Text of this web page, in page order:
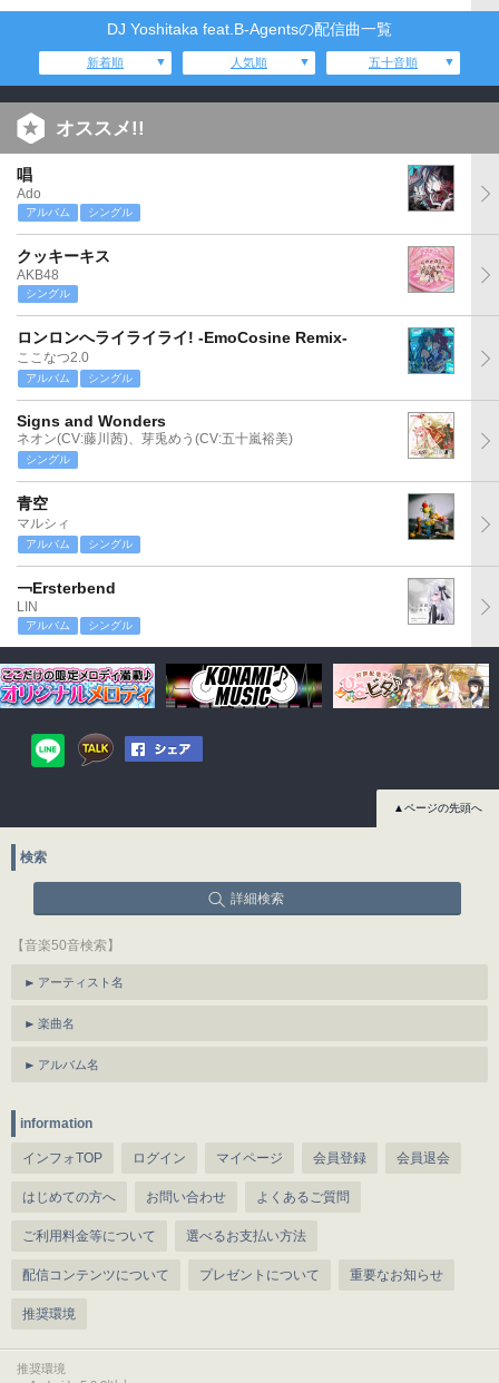
DJ Yoshitaka feat.B-Agentsの配信曲一覧
新着順 人気順 五十音順
オススメ!!
唱
Ado
アルバム シングル
クッキーキス
AKB48
シングル
ロンロンへライライライ! -EmoCosine Remix-
ここなつ2.0
アルバム シングル
Signs and Wonders
ネオン(CV:藤川茜)、芽兎めう(CV:五十嵐裕美)
シングル
青空
マルシィ
アルバム シングル
￢Ersterbend
LIN
アルバム シングル
▲ページの先頭へ
検索
詳細検索
【音楽50音検索】
アーティスト名
楽曲名
アルバム名
information
インフォTOP ログイン マイページ 会員登録 会員退会
はじめての方へ お問い合わせ よくあるご質問
ご利用料金等について 選べるお支払い方法
配信コンテンツについて プレゼントについて 重要なお知らせ
推奨環境
推奨環境